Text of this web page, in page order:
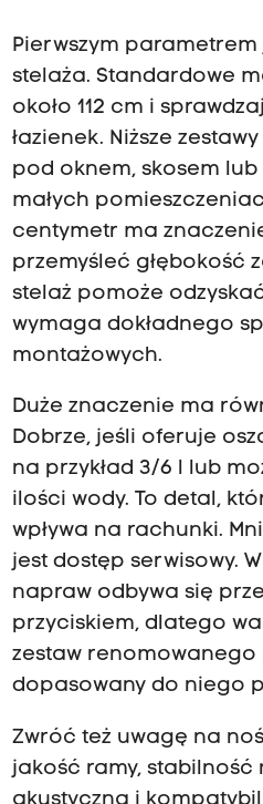
Pierwszym parametrem
stelaża. Standardowe
około 112 cm i
łazienek. Niższe
pod oknem, skosem lub
małych
centymetr ma
przemyśleć głębokość
stelaż pomoże
wymaga dokładnego
montażowych.
Duże znaczenie ma
Dobrze, jeśli oferuje
na przykład 3/6 l lub
ilości wody. To detal,
wpływa na rachunki.
jest dostęp serwisowy.
napraw odbywa się
przyciskiem, dlatego
zestaw
dopasowany do niego
Zwróć też uwagę na
jakość ramy, stabilność
akustyczną i